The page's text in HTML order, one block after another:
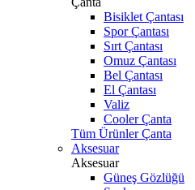
Bisiklet Çantası
Spor Çantası
Sırt Çantası
Omuz Çantası
Bel Çantası
El Çantası
Valiz
Cooler Çanta
Tüm Ürünler Çanta
Aksesuar
Aksesuar
Güneş Gözlüğü